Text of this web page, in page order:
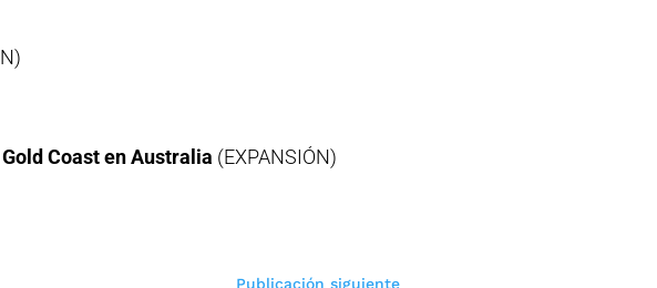
Coast en Australia (EXPANSIÓN)
Publicación siguiente